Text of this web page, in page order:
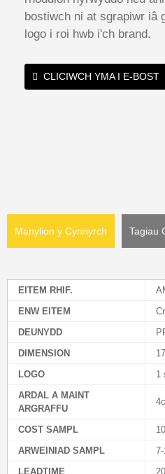
bostiwch ni at sgrapiwr iâ
logo i roi hwb i'ch brand.
CLICIWCH YMA I E-BOST
Manylion y Cynnyrch Tagiau
EITEM RHIF.
ENW EITEM
DEUNYDD
DIMENSION
LOGO
1
ARDAL A MAINT
ARGRAFFU
COST SAMPL
ARWEINIAD SAMPL
LEADTIME